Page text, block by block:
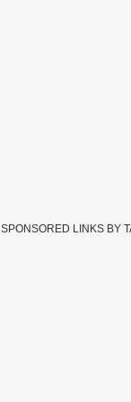
SPONSORED LINKS BY